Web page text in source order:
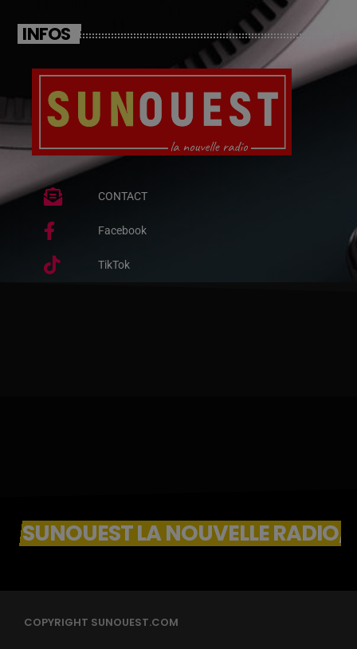
INFOS
CONTACT
Facebook
TikTok
SUNOUEST LA NOUVELLE RADIO,
COPYRIGHT SUNOUEST.COM